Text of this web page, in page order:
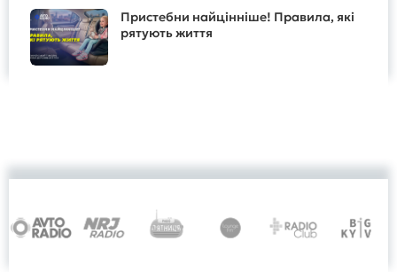
Пристебни найцінніше! Правила, які
рятують життя